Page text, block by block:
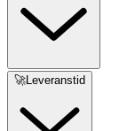
🚀Leveranstid